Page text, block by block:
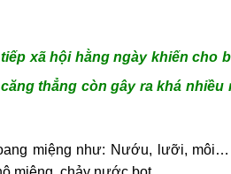
xã hội hằng ngày khiến cho
thẳng còn gây ra khá
miệng như: Nướu, lưỡi,